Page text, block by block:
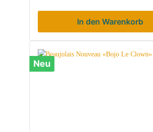
In den Warenkorb
Neu